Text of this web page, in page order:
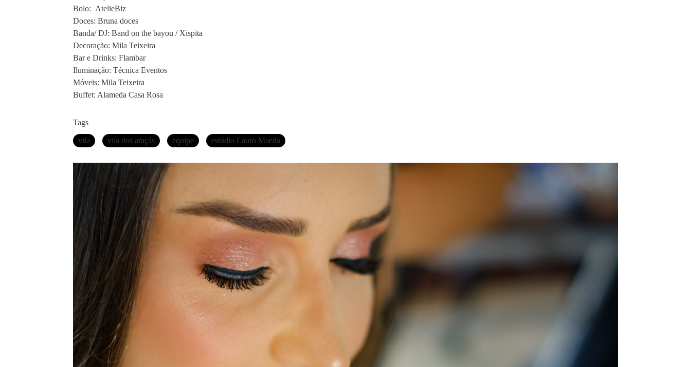
Bolo: AtelieBiz
Doces: Bruna doces
Banda/ DJ: Band on the bayou / Xispita
Decoração: Mila Teixeira
Bar e Drinks: Flambar
Iluminação: Técnica Eventos
Móveis: Mila Teixeira
Buffet: Alameda Casa Rosa
Tags
vila vila dos araçás equipe estúdio Lauro Maeda